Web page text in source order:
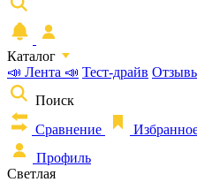
Каталог
📣 Лента 📣 Тест-драйв
Поиск
Сравнение
Профиль
Светлая